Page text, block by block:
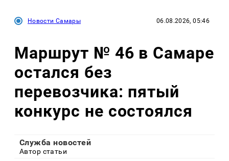
Новости Самары 06.08.2026, 05:46
Маршрут № 46 в Самаре
остался без
перевозчика: пятый
конкурс не состоялся
Служба новостей
Автор статьи